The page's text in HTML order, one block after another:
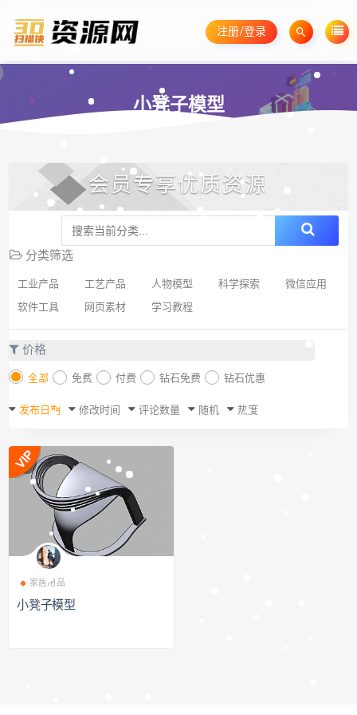
注册/登录
小凳子模型
会员专享优质资源
分类筛选
工业产品 工艺产品 人物模型 科学探索 微信应用
软件工具 网页素材 学习教程
价格
全部 免费 付费 钻石免费 钻石优惠
发布日期 修改时间 评论数量 随机 热度
家居用品
小凳子模型